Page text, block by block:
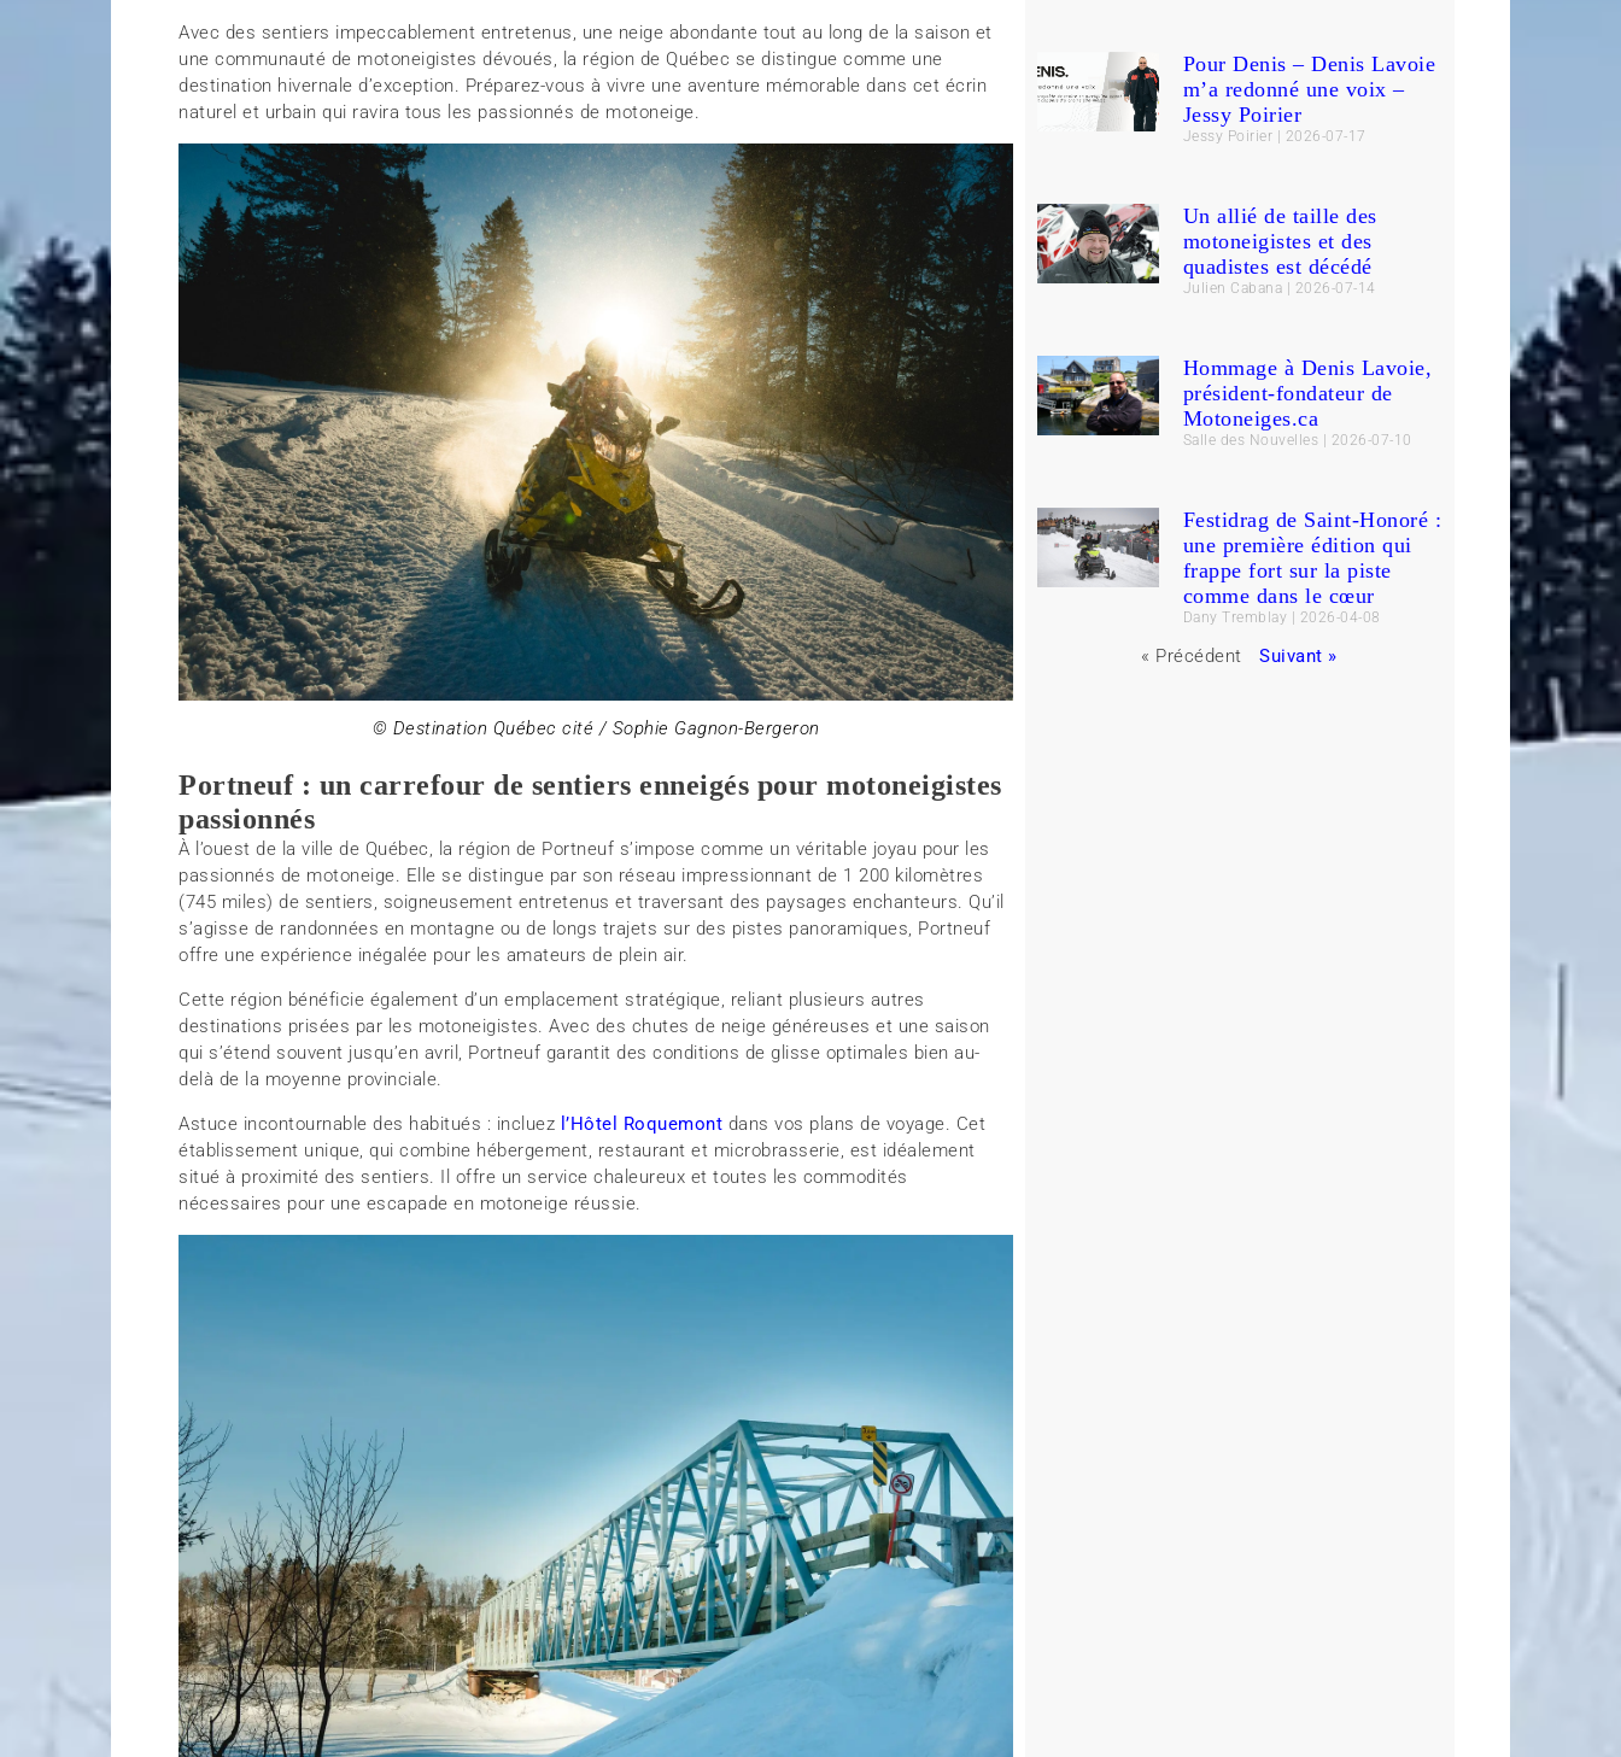
Avec des sentiers impeccablement entretenus, une neige abondante tout au long de la saison et
une communauté de motoneigistes dévoués, la région de Québec se distingue comme une
destination hivernale d’exception. Préparez-vous à vivre une aventure mémorable dans cet écrin
naturel et urbain qui ravira tous les passionnés de motoneige.
© Destination Québec cité / Sophie Gagnon-Bergeron
Portneuf : un carrefour de sentiers enneigés pour motoneigistes
passionnés
À l’ouest de la ville de Québec, la région de Portneuf s’impose comme un véritable joyau pour les
passionnés de motoneige. Elle se distingue par son réseau impressionnant de 1 200 kilomètres
(745 miles) de sentiers, soigneusement entretenus et traversant des paysages enchanteurs. Qu’il
s’agisse de randonnées en montagne ou de longs trajets sur des pistes panoramiques, Portneuf
offre une expérience inégalée pour les amateurs de plein air.
Cette région bénéficie également d’un emplacement stratégique, reliant plusieurs autres
destinations prisées par les motoneigistes. Avec des chutes de neige généreuses et une saison
qui s’étend souvent jusqu’en avril, Portneuf garantit des conditions de glisse optimales bien au-
delà de la moyenne provinciale.
Astuce incontournable des habitués : incluez l’Hôtel Roquemont dans vos plans de voyage. Cet
établissement unique, qui combine hébergement, restaurant et microbrasserie, est idéalement
situé à proximité des sentiers. Il offre un service chaleureux et toutes les commodités
nécessaires pour une escapade en motoneige réussie.
Pour Denis – Denis Lavoie
m’a redonné une voix –
Jessy Poirier
Jessy Poirier 2026-07-17
Un allié de taille des
motoneigistes et des
quadistes est décédé
Julien Cabana 2026-07-14
Hommage à Denis Lavoie,
président-fondateur de
Motoneiges.ca
Salle des Nouvelles 2026-07-10
Festidrag de Saint-Honoré :
une première édition qui
frappe fort sur la piste
comme dans le cœur
Dany Tremblay 2026-04-08
« Précédent Suivant »